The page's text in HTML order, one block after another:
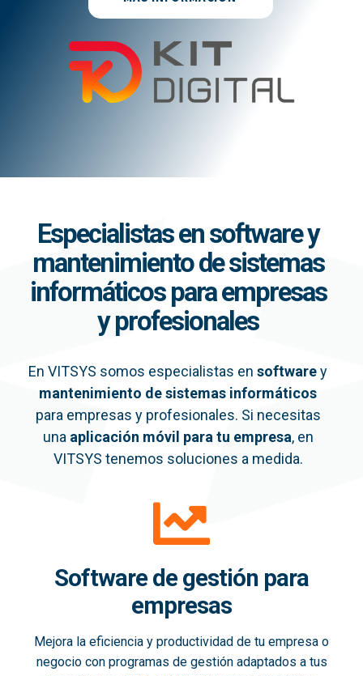
Especialistas en software y
mantenimiento de sistemas
informáticos para empresas
y profesionales
En VITSYS somos especialistas en softwarey
mantenimiento de sistemas informáticos
para empresas y profesionales. Si necesitas
una aplicación móvil para tu empresa, en
VITSYS tenemos soluciones a medida.
Software de gestión para
empresas
Mejora la eficiencia y productividad de tu empresa o
negocio con programas de gestión adaptados a tus